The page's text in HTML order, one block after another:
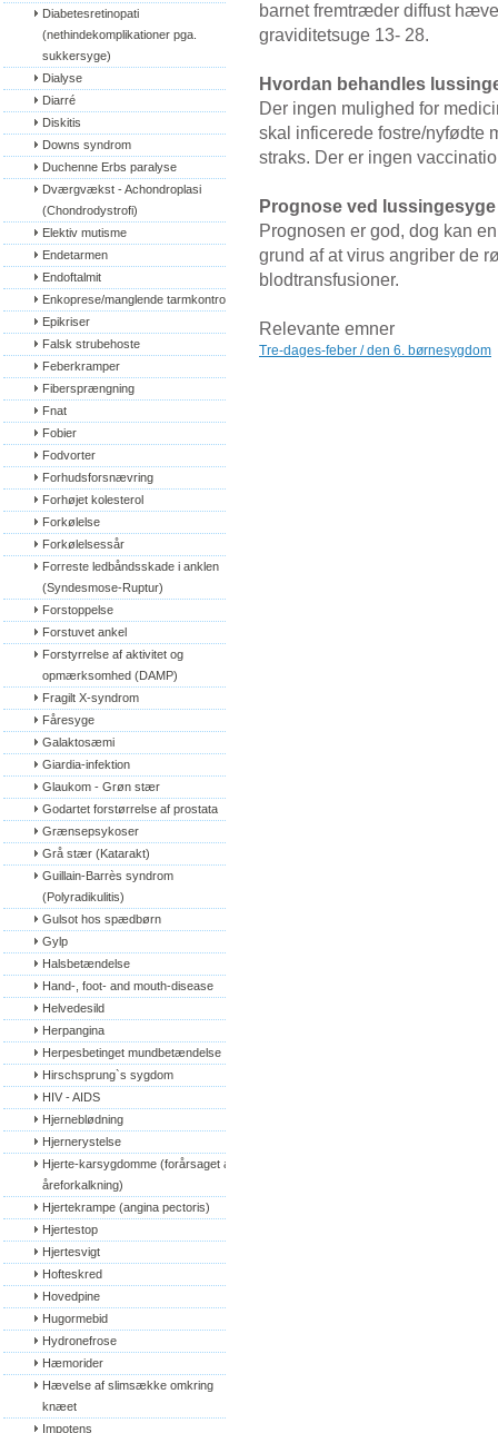
Diabetesretinopati
(nethindekomplikationer pga.
sukkersyge)
Dialyse
Diarré
Diskitis
Downs syndrom
Duchenne Erbs paralyse
Dværgvækst - Achondroplasi
(Chondrodystrofi)
Elektiv mutisme
Endetarmen
Endoftalmit
Enkoprese/manglende tarmkontrol
Epikriser
Falsk strubehoste
Feberkramper
Fibersprængning
Fnat
Fobier
Fodvorter
Forhudsforsnævring
Forhøjet kolesterol
Forkølelse
Forkølelsessår
Forreste ledbåndsskade i anklen
(Syndesmose-Ruptur)
Forstoppelse
Forstuvet ankel
Forstyrrelse af aktivitet og
opmærksomhed (DAMP)
Fragilt X-syndrom
Fåresyge
Galaktosæmi
Giardia-infektion
Glaukom - Grøn stær
Godartet forstørrelse af prostata
Grænsepsykoser
Grå stær (Katarakt)
Guillain-Barrès syndrom
(Polyradikulitis)
Gulsot hos spædbørn
Gylp
Halsbetændelse
Hand-, foot- and mouth-disease
Helvedesild
Herpangina
Herpesbetinget mundbetændelse
Hirschsprung`s sygdom
HIV - AIDS
Hjerneblødning
Hjernerystelse
Hjerte-karsygdomme (forårsaget af
åreforkalkning)
Hjertekrampe (angina pectoris)
Hjertestop
Hjertesvigt
Hofteskred
Hovedpine
Hugormebid
Hydronefrose
Hæmorider
Hævelse af slimsække omkring
knæet
Impotens
barnet fremtræder diffust
graviditetsuge 13- 28.
Hvordan behandles
Der ingen mulighed for
skal inficerede fostre/nyfødte
straks. Der er ingen
Prognose ved lussingesyge
Prognosen er god, dog kan
grund af at virus angriber de
blodtransfusioner.
Relevante emner
Tre-dages-feber / den 6. børnesygdom